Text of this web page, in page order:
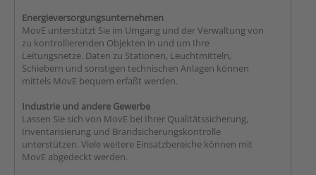
Energieversorgungsunternehmen
MovE unterstützt Sie im Umgang und der Verwaltung von
zu kontrollierenden Objekten in und um Ihre
Leitungsnetze. Daten zu Stationen, Leuchtmitteln,
Schiebern und sonstigen technischen Anlagen können
mittels MovE bequem erfaßt werden.
Industrie und andere Gewerbe
Lassen Sie sich von MovE bei Ihrer Qualitätssicherung,
Inventarisierung und Brandsicherungskontrolle
unterstützen. Viele weitere Einsatzbereiche können mit
MovE abgedeckt werden.